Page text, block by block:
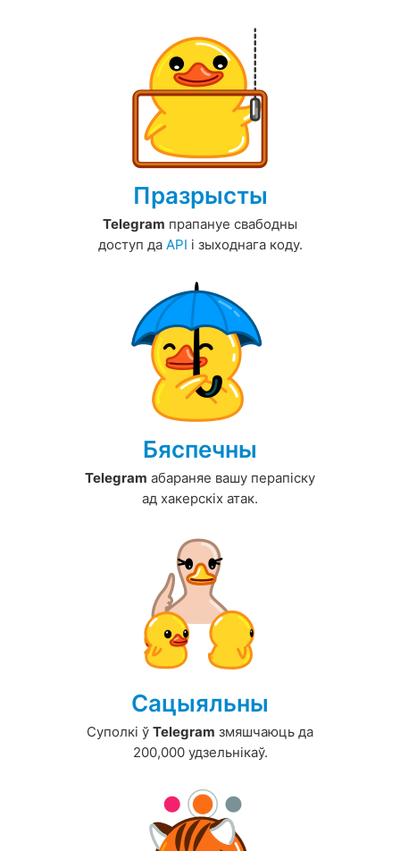
Празрысты
Telegram прапануе свабодны
доступ да API і зыходнага коду.
Бяспечны
Telegram абараняе вашу перапіску
ад хакерскіх атак.
Сацыяльны
Суполкі ў Telegram змяшчаюць да
200,000 удзельнікаў.